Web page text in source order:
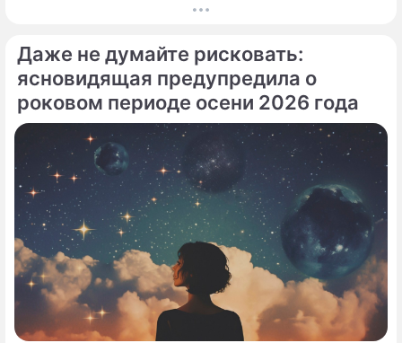
Эпопея вокруг возможного камбэка 75-
сцену приобрела абсолютно
бескомпромиссный характер.
Даже не думайте рисковать:
ясновидящая предупредила о
роковом периоде осени 2026 года